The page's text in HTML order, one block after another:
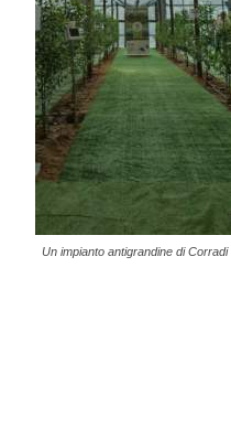
Un impianto antigrandine di Corradi